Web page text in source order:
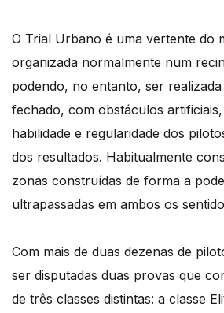
O Trial Urbano é uma vertente do
organizada normalmente num
podendo, no entanto, ser
fechado, com obstáculos
habilidade e regularidade dos
dos resultados. Habitualmente
zonas construídas de forma a
ultrapassadas em ambos os
Com mais de duas dezenas de
ser disputadas duas provas que
de três classes distintas: a classe